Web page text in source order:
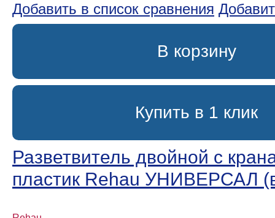
Добавить в список сравнения
В корзину
Купить в 1 клик
Разветвитель двойной с
пластик Rehau УНИВЕРСАЛ